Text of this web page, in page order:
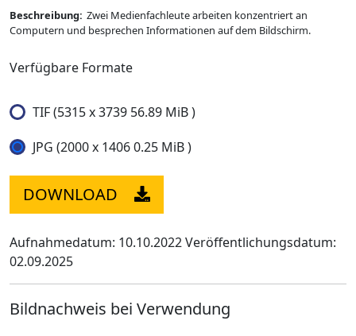
Beschreibung: Zwei Medienfachleute arbeiten konzentriert an
Computern und besprechen Informationen auf dem Bildschirm.
Verfügbare Formate
TIF (5315 x 3739 56.89 MiB )
JPG (2000 x 1406 0.25 MiB )
DOWNLOAD
Aufnahmedatum: 10.10.2022Veröffentlichungsdatum:
02.09.2025
Bildnachweis bei Verwendung